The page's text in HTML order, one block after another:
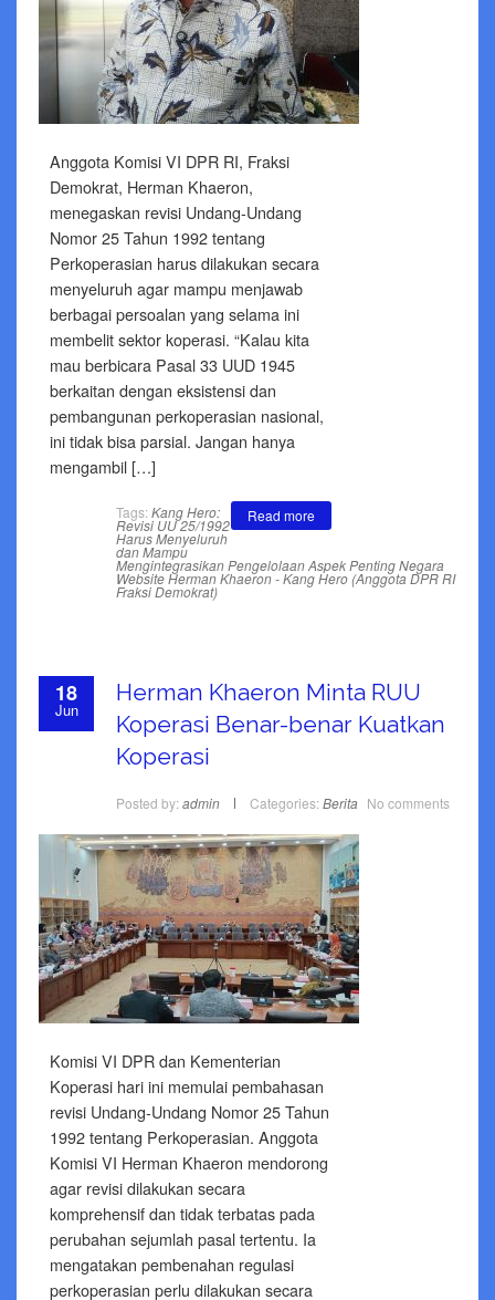
Anggota Komisi VI DPR RI, Fraksi
Demokrat, Herman Khaeron,
menegaskan revisi Undang-Undang
Nomor 25 Tahun 1992 tentang
Perkoperasian harus dilakukan secara
menyeluruh agar mampu menjawab
berbagai persoalan yang selama ini
membelit sektor koperasi. “Kalau kita
mau berbicara Pasal 33 UUD 1945
berkaitan dengan eksistensi dan
pembangunan perkoperasian nasional,
ini tidak bisa parsial. Jangan hanya
mengambil […]
Read more
Tags: Kang Hero:
Revisi UU 25/1992
Harus Menyeluruh
dan Mampu
Mengintegrasikan Pengelolaan Aspek Penting Negara
Website Herman Khaeron - Kang Hero (Anggota DPR RI
Fraksi Demokrat)
18
Jun
Herman Khaeron Minta RUU
Koperasi Benar-benar Kuatkan
Koperasi
Posted by: admin Categories: Berita No comments
Komisi VI DPR dan Kementerian
Koperasi hari ini memulai pembahasan
revisi Undang-Undang Nomor 25 Tahun
1992 tentang Perkoperasian. Anggota
Komisi VI Herman Khaeron mendorong
agar revisi dilakukan secara
komprehensif dan tidak terbatas pada
perubahan sejumlah pasal tertentu. Ia
mengatakan pembenahan regulasi
perkoperasian perlu dilakukan secara